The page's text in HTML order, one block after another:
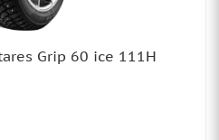
Grip 60 ice 111H